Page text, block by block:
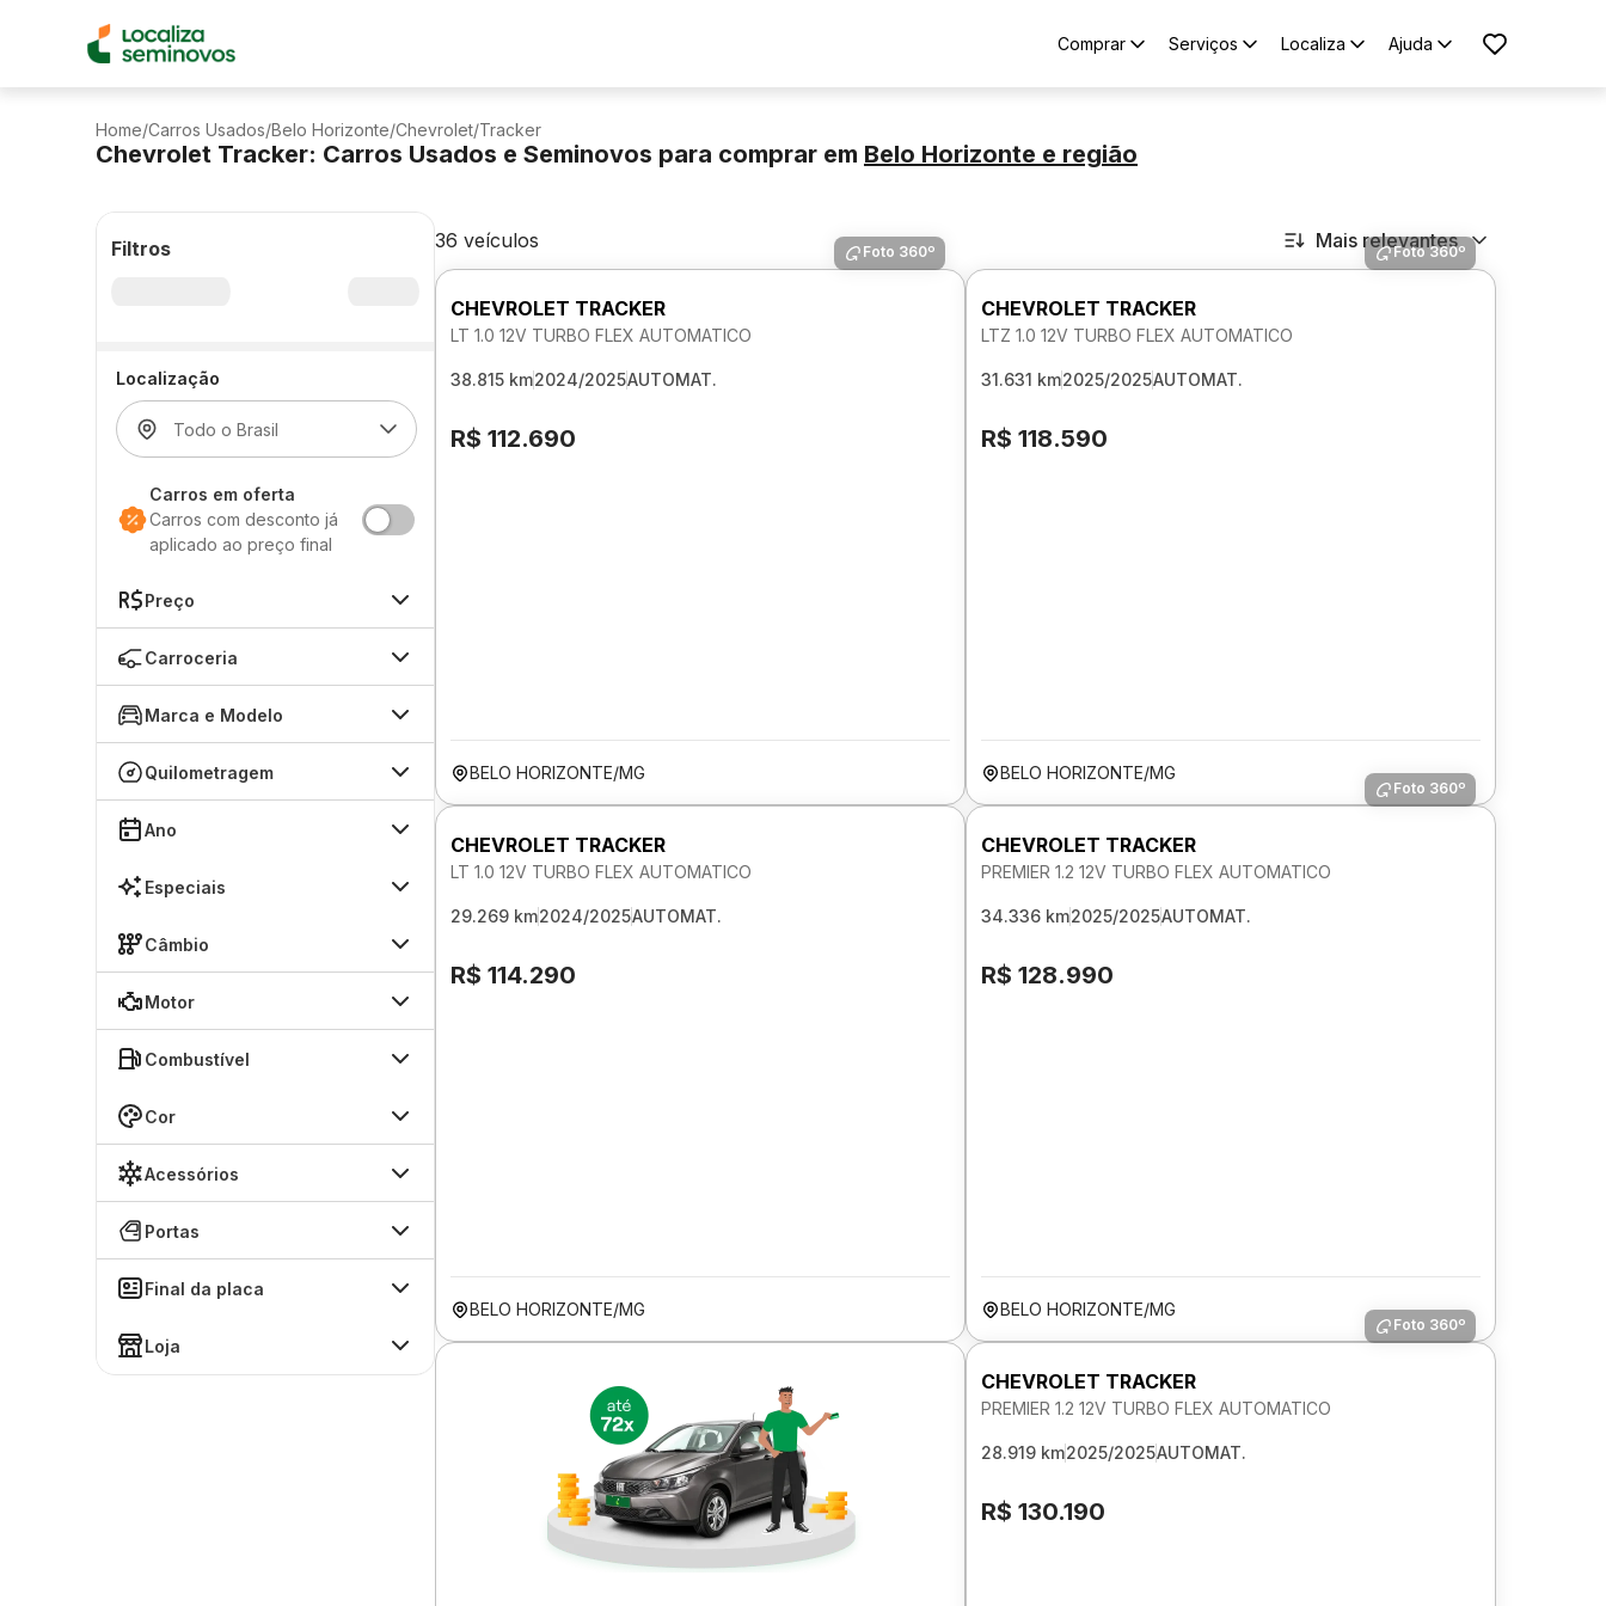
Comprar Serviços Localiza Ajuda
Home/Carros Usados/Belo Horizonte/Chevrolet/Tracker
Chevrolet Tracker: Carros Usados e Seminovos para comprar em Belo Horizonte e região
Filtros
Localização
Carros em oferta
Carros com desconto já
aplicado ao preço final
Preço
Carroceria
Marca e Modelo
Quilometragem
Ano
Especiais
Câmbio
Motor
Combustível
Cor
Acessórios
Portas
Final da placa
Loja
36 veículos Mais relevantes
Foto 360º
CHEVROLET TRACKER
LT 1.0 12V TURBO FLEX AUTOMATICO
38.815 km2024/2025AUTOMAT.
R$ 112.690
BELO HORIZONTE/MG
Foto 360º
CHEVROLET TRACKER
LTZ 1.0 12V TURBO FLEX AUTOMATICO
31.631 km2025/2025AUTOMAT.
R$ 118.590
BELO HORIZONTE/MG
CHEVROLET TRACKER
LT 1.0 12V TURBO FLEX AUTOMATICO
29.269 km2024/2025AUTOMAT.
R$ 114.290
BELO HORIZONTE/MG
Foto 360º
CHEVROLET TRACKER
PREMIER 1.2 12V TURBO FLEX AUTOMATICO
34.336 km2025/2025AUTOMAT.
R$ 128.990
BELO HORIZONTE/MG
Foto 360º
CHEVROLET TRACKER
PREMIER 1.2 12V TURBO FLEX AUTOMATICO
28.919 km2025/2025AUTOMAT.
R$ 130.190